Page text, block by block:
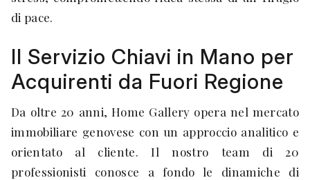
di pace.
Il Servizio Chiavi in Mano per
Acquirenti da Fuori Regione
Da oltre 20 anni, Home Gallery opera nel mercato
immobiliare genovese con un approccio analitico e
orientato al cliente. Il nostro team di 20
professionisti conosce a fondo le dinamiche di